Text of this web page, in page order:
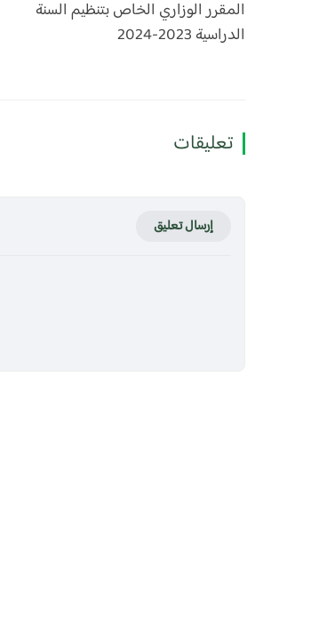
المقرر الوزاري الخاص بتنظيم السنة
الدراسية 2023-2024
تعليقات
إرسال تعليق